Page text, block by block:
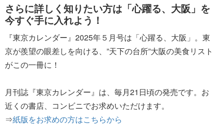
さらに詳しく知りたい方は「心躍る、大阪」を
今すぐ手に入れよう！
『東京カレンダー』2025年５月号は「心躍る、大阪」。東
京が羨望の眼差しを向ける、”天下の台所”大阪の美食リスト
がこの一冊に！
月刊誌『東京カレンダー』は、毎月21日頃の発売です。お
近くの書店、コンビニでお求めいただけます。
⇒紙版をお求めの方はこちらから